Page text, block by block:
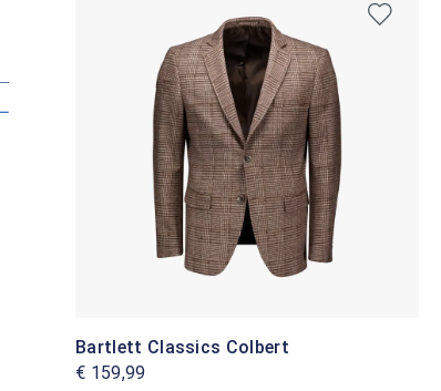
Bartlett Classics Colbert
€ 159,99